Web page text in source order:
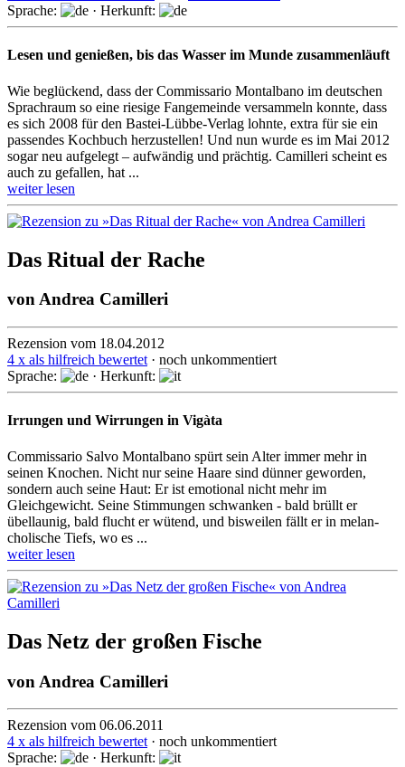
Sprache:
· Herkunft:
Lesen und genießen, bis das Wasser im Munde zusammenläuft
Wie beglückend, dass der Commissario Montalbano im deutschen
Sprachraum so eine riesige Fangemeinde versammeln konnte, dass
es sich 2008 für den Bastei-Lübbe-Verlag lohnte, extra für sie ein
passendes Kochbuch herzustellen! Und nun wurde es im Mai 2012
sogar neu aufgelegt – aufwändig und prächtig. Camilleri scheint es
auch zu gefallen, hat ...
weiter lesen
Das Ritual der Rache
vonAndrea Camilleri
Rezension vom 18.04.2012
4 x als hilfreich bewertet · noch unkommentiert
Sprache:
· Herkunft:
Irrungen und Wirrungen in Vigàta
Commissario Salvo Montalbano spürt sein Alter immer mehr in
seinen Knochen. Nicht nur seine Haare sind dünner geworden,
sondern auch seine Haut: Er ist emotional nicht mehr im
Gleichgewicht. Seine Stimmungen schwanken - bald brüllt er
übellaunig, bald flucht er wütend, und bisweilen fällt er in me­lan­
cho­li­sche Tiefs, wo es ...
weiter lesen
Das Netz der großen Fische
von Andrea Camilleri
Rezension vom 06.06.2011
4 x als hilfreich bewertet · noch unkommentiert
Sprache:
· Herkunft: